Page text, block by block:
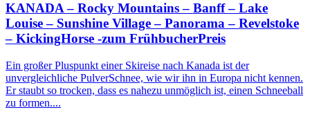
KANADA – Rocky Mountains – Banff – Lake
Louise – Sunshine Village – Panorama – Revelstoke
– KickingHorse -zum FrühbucherPreis
Ein großer Pluspunkt einer Skireise nach Kanada ist der
unvergleichliche PulverSchnee, wie wir ihn in Europa nicht kennen.
Er staubt so trocken, dass es nahezu unmöglich ist, einen Schneeball
zu formen....